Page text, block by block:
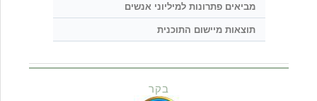
מביאים פתרונות למיליוני אנשים
תוצאות מיישום התוכנית
בקר